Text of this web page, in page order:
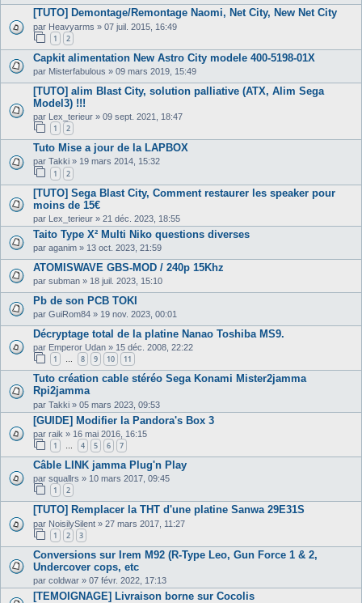
[TUTO] Demontage/Remontage Naomi, Net City, New Net City
par Heavyarms » 07 juil. 2015, 16:49
1 2
Capkit alimentation New Astro City modele 400-5198-01X
par Misterfabulous » 09 mars 2019, 15:49
[TUTO] alim Blast City, solution palliative (ATX, Alim Sega
Model3) !!!
par Lex_terieur » 09 sept. 2021, 18:47
1 2
Tuto Mise a jour de la LAPBOX
par Takki » 19 mars 2014, 15:32
1 2
[TUTO] Sega Blast City, Comment restaurer les speaker pour
moins de 15€
par Lex_terieur » 21 déc. 2023, 18:55
Taito Type X² Multi Niko questions diverses
par aganim » 13 oct. 2023, 21:59
ATOMISWAVE GBS-MOD / 240p 15Khz
par subman » 18 juil. 2023, 15:10
Pb de son PCB TOKI
par GuiRom84 » 19 nov. 2023, 00:01
Décryptage total de la platine Nanao Toshiba MS9.
par Emperor Udan » 15 déc. 2008, 22:22
1 … 8 9 10 11
Tuto création cable stéréo Sega Konami Mister2jamma
Rpi2jamma
par Takki » 05 mars 2023, 09:53
[GUIDE] Modifier la Pandora's Box 3
par raik » 16 mai 2016, 16:15
1 4 5 6 7
Câble LINK jamma Plug'n Play
par squallrs » 10 mars 2017, 09:45
1 2
[TUTO] Remplacer la THT d'une platine Sanwa 29E31S
par NoisilySilent » 27 mars 2017, 11:27
1 2 3
Conversions sur Irem M92 (R-Type Leo, Gun Force 1 & 2,
Undercover cops, etc
par coldwar » 07 févr. 2022, 17:13
[TEMOIGNAGE] Livraison borne sur Cocolis